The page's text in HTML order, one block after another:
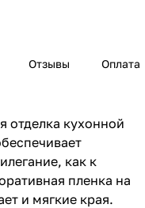
Отзывы Оплата
отделка кухонной
как к
пленка на
и мягкие края.